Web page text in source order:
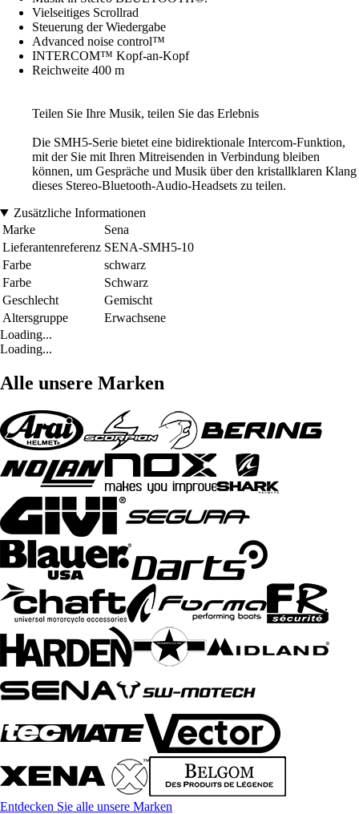
Vielseitiges Scrollrad
Steuerung der Wiedergabe
Advanced noise control™
INTERCOM™ Kopf-an-Kopf
Reichweite 400 m
Teilen Sie Ihre Musik, teilen Sie das Erlebnis
Die SMH5-Serie bietet eine bidirektionale Intercom-Funktion,
mit der Sie mit Ihren Mitreisenden in Verbindung bleiben
können, um Gespräche und Musik über den kristallklaren Klang
dieses Stereo-Bluetooth-Audio-Headsets zu teilen.
Zusätzliche Informationen
Marke
Sena
Lieferantenreferenz SENA-SMH5-10
Farbe
schwarz
Farbe
Schwarz
Geschlecht
Gemischt
Altersgruppe
Erwachsene
Loading...
Loading...
Alle unsere Marken
Entdecken Sie alle unsere Marken